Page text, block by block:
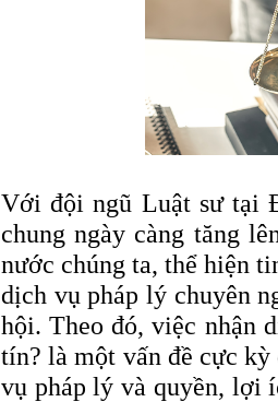
Với đội ngũ Luật sư tại
chung ngày càng tăng
nước chúng ta, thể hiện
dịch vụ pháp lý chuyên
hội. Theo đó, việc nhận
tín? là một vấn đề cực
vụ pháp lý và quyền, lợi